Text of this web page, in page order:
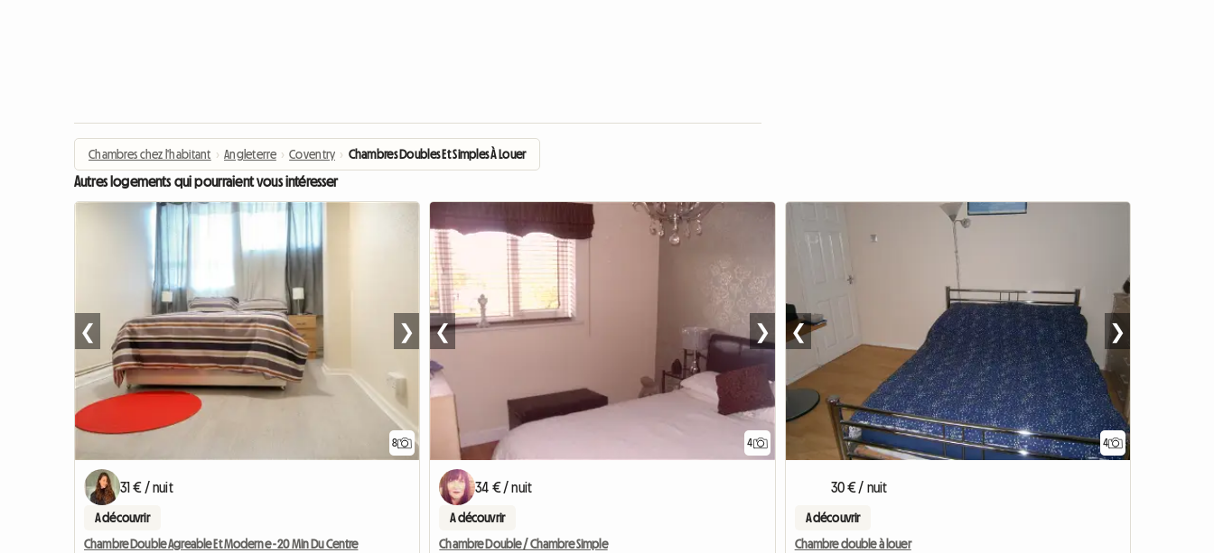
Chambres chez l'habitant › Angleterre › Coventry › Chambres Doubles Et Simples À Louer
Autres logements qui pourraient vous intéresser
8
❮ ❯
31 € / nuit
A découvrir
Chambre Double Agreable Et Moderne - 20 Min Du Centre
4
❮ ❯
34 € / nuit
A découvrir
Chambre Double / Chambre Simple
4
❮ ❯
30 € / nuit
A découvrir
Chambre double à louer